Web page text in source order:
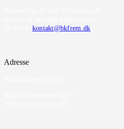
kontakt@bkfrem.dk
Adresse